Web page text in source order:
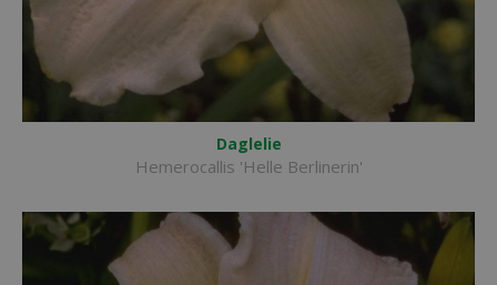
Daglelie
Hemerocallis 'Helle Berlinerin'